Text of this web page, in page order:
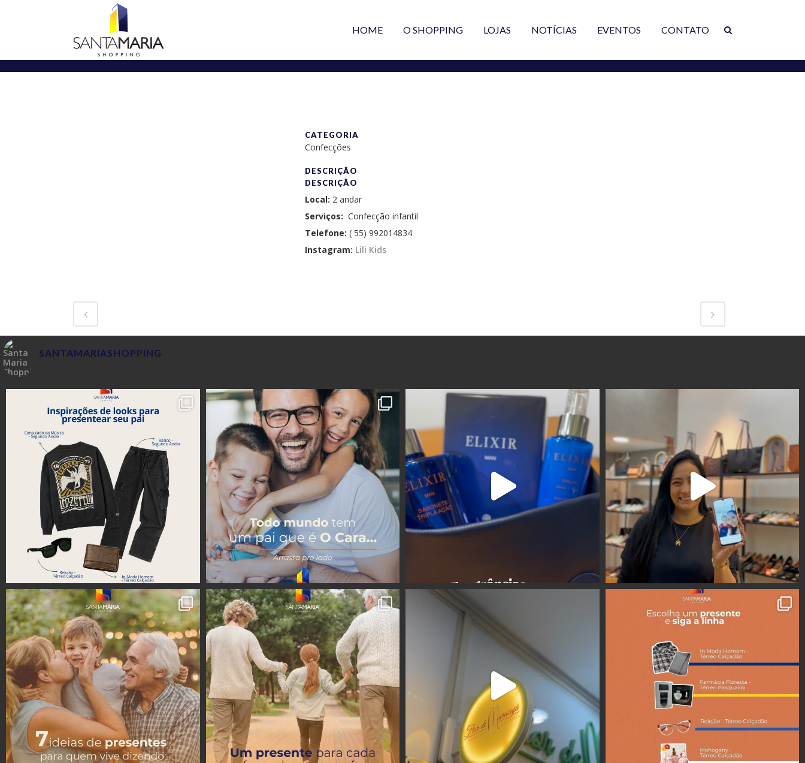
HOME O SHOPPING LOJAS NOTÍCIAS EVENTOS CONTATO
CATEGORIA
Confecções
DESCRIÇÃO
DESCRIÇÃO
Local: 2 andar
Serviços: Confecção infantil
Telefone: ( 55) 992014834
Instagram: Lili Kids
SANTAMARIASHOPPING